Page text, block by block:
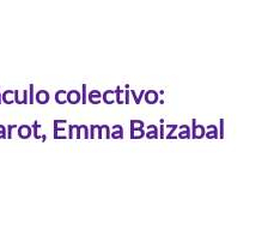
colectivo:
Emma Baizabal